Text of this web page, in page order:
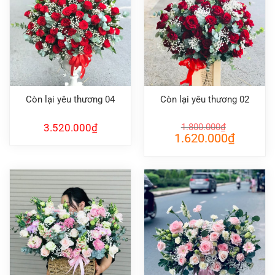
Còn lại yêu thương 04
3.520.000₫
Còn lại yêu thương 02
1.800.000₫
Giá
gốc
1.620.000₫Giá